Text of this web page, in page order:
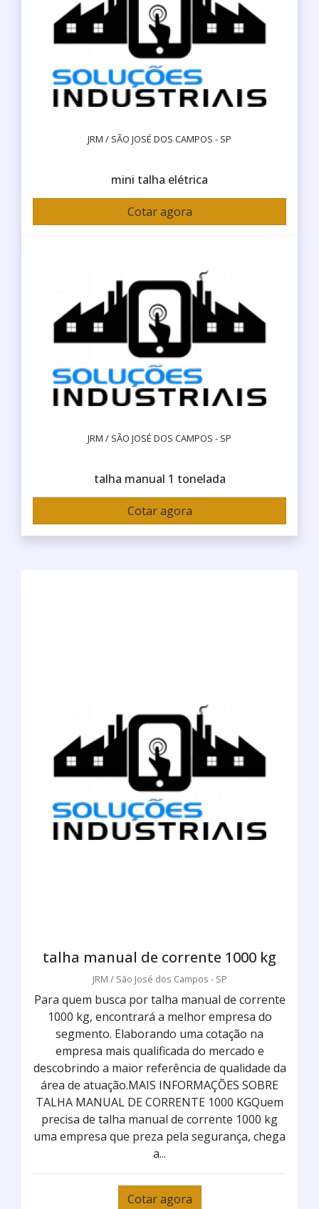
JRM / SÃO JOSÉ DOS CAMPOS - SP
mini talha elétrica
Cotar agora
JRM / SÃO JOSÉ DOS CAMPOS - SP
talha manual 1 tonelada
Cotar agora
talha manual de corrente 1000 kg
JRM / São José dos Campos - SP
Para quem busca por talha manual de corrente
1000 kg, encontrará a melhor empresa do
segmento. Elaborando uma cotação na
empresa mais qualificada do mercado e
descobrindo a maior referência de qualidade da
área de atuação.MAIS INFORMAÇÕES SOBRE
TALHA MANUAL DE CORRENTE 1000 KGQuem
precisa de talha manual de corrente 1000 kg
uma empresa que preza pela segurança, chega
a...
Cotar agora